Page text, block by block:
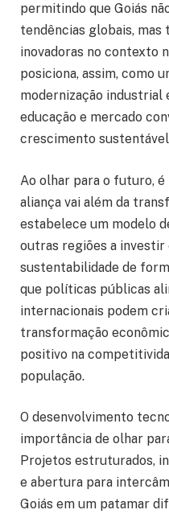
permitindo que Goiás
tendências globais,
inovadoras no contexto
posiciona, assim, como
modernização industrial
educação e mercado
crescimento
Ao olhar para o futuro,
aliança vai além da
estabelece um modelo
outras regiões a investir
sustentabilidade de
que políticas públicas
internacionais podem
transformação
positivo na
população.
O desenvolvimento
importância de olhar
Projetos estruturados,
e abertura para
Goiás em um patamar